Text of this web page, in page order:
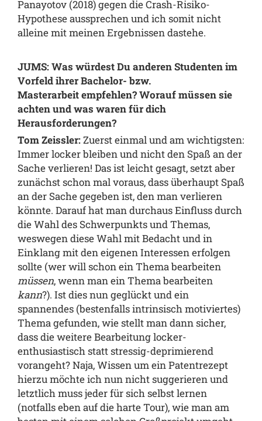
Panayotov (2018) gegen die Crash-Risiko-
Hypothese aussprechen und ich somit nicht
alleine mit meinen Ergebnissen dastehe.
JUMS: Was würdest Du anderen Studenten im
Vorfeld ihrer Bachelor- bzw.
Masterarbeitempfehlen? Worauf müssen sie
achten und was waren für dich
Herausforderungen?
Tom Zeissler:Zuerst einmal und am wichtigsten:
Immer locker bleiben und nicht den Spaß an der
Sache verlieren! Das ist leicht gesagt, setzt aber
zunächst schon mal voraus, dass überhaupt Spaß
an der Sache gegeben ist, den man verlieren
könnte. Darauf hat man durchaus Einfluss durch
die Wahl des Schwerpunkts und Themas,
weswegen diese Wahl mit Bedacht und in
Einklang mit den eigenen Interessen erfolgen
sollte (wer will schon ein Thema bearbeiten
müssen, wenn man ein Thema bearbeiten
kann?). Ist dies nun geglückt und ein
spannendes (bestenfalls intrinsisch motiviertes)
Thema gefunden, wie stellt man dann sicher,
dass die weitere Bearbeitung locker-
enthusiastisch statt stressig-deprimierend
vorangeht? Naja, Wissen um ein Patentrezept
hierzu möchte ich nun nicht suggerieren und
letztlich muss jeder für sich selbst lernen
(notfalls eben auf die harte Tour), wie man am